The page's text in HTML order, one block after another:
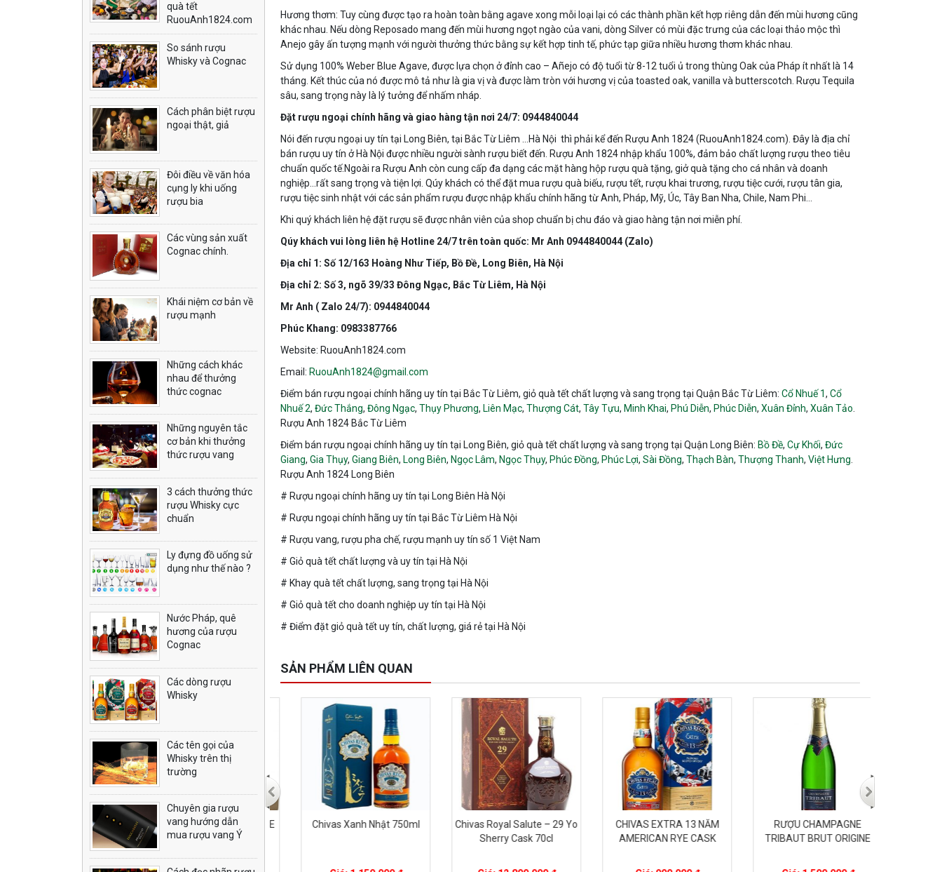
Hương thơm: Tuy cùng được tạo ra hoàn toàn bằng agave xong mỗi loại lại có các thành phần kết hợp riêng dẫn đến mùi hương cũng
khác nhau. Nếu dòng Reposado mang đến mùi hương ngọt ngào của vani, dòng Silver có mùi đặc trưng của các loại thảo mộc thì
Anejo gây ấn tượng mạnh với người thưởng thức bằng sự kết hợp tinh tế, phức tạp giữa nhiều hương thơm khác nhau.
Sử dụng 100% Weber Blue Agave, được lựa chọn ở đỉnh cao – Añejo có độ tuổi từ 8-12 tuổi ủ trong thùng Oak của Pháp ít nhất là 14
tháng. Kết thúc của nó được mô tả như là gia vị và được làm tròn với hương vị của toasted oak, vanilla và butterscotch. Rượu Tequila
sâu, sang trọng này là lý tưởng để nhấm nháp.
Đặt rượu ngoại chính hãng và giao hàng tận nơi 24/7: 0944840044
Nói đến rượu ngoại uy tín tại Long Biên, tại Bắc Từ Liêm …Hà Nội thì phải kể đến Rượu Anh 1824 (RuouAnh1824.com). Đây là địa chỉ
bán rượu uy tín ở Hà Nội được nhiều người sành rượu biết đến. Rượu Anh 1824 nhập khẩu 100%, đảm bảo chất lượng rượu theo tiêu
chuẩn quốc tế.Ngoài ra Rượu Anh còn cung cấp đa dạng các mặt hàng hộp rượu quà tặng, giở quà tặng cho cá nhân và doanh
nghiệp…rất sang trọng và tiện lợi. Qúy khách có thể đặt mua rượu quà biếu, rượu tết, rượu khai trương, rượu tiệc cưới, rượu tân gia,
rượu tiệc sinh nhật với các sản phẩm rượu được nhập khẩu chính hãng từ Anh, Pháp, Mỹ, Úc, Tây Ban Nha, Chile, Nam Phi…
Khi quý khách liên hệ đặt rượu sẽ được nhân viên của shop chuẩn bị chu đáo và giao hàng tận nơi miễn phí.
Qúy khách vui lòng liên hệ Hotline 24/7 trên toàn quốc: Mr Anh 0944840044 (Zalo)
Địa chỉ 1: Số 12/163 Hoàng Như Tiếp, Bồ Đề, Long Biên, Hà Nội
Địa chỉ 2: Số 3, ngõ 39/33 Đông Ngạc, Bắc Từ Liêm, Hà Nội
Mr Anh ( Zalo 24/7): 0944840044
Phúc Khang: 0983387766
Website: RuouAnh1824.com
Email: RuouAnh1824@gmail.com
Điểm bán rượu ngoại chính hãng uy tín tại Bắc Từ Liêm, giỏ quà tết chất lượng và sang trọng tại Quận Bắc Từ Liêm:Cổ Nhuế 1,Cổ
Nhuế 2,Đức Thắng,Đông Ngạc,Thụy Phương, Liên Mạc,Thượng Cát,Tây Tựu, Minh Khai, Phú Diễn, Phúc Diễn,Xuân Đỉnh,Xuân Tảo.
Rượu Anh 1824 Bắc Từ Liêm
Điểm bán rượu ngoại chính hãng uy tín tại Long Biên, giỏ quà tết chất lượng và sang trọng tại Quận Long Biên: Bồ Đề,Cự Khối,Đức
Giang,Gia Thụy,Giang Biên, Long Biên, Ngọc Lâm, Ngọc Thụy, Phúc Đồng, Phúc Lợi,Sài Đồng,Thạch Bàn,Thượng Thanh,Việt Hưng.
Rượu Anh 1824 Long Biên
# Rượu ngoại chính hãng uy tín tại Long Biên Hà Nội
# Rượu ngoại chính hãng uy tín tại Bắc Từ Liêm Hà Nội
# Rượu vang, rượu pha chế, rượu mạnh uy tín số 1 Việt Nam
# Giỏ quà tết chất lượng và uy tín tại Hà Nội
# Khay quà tết chất lượng, sang trọng tại Hà Nội
# Giỏ quà tết cho doanh nghiệp uy tín tại Hà Nội
# Điểm đặt giỏ quà tết uy tín, chất lượng, giá rẻ tại Hà Nội
SẢN PHẨM LIÊN QUAN
HENNESSY PARADIS RARE
COGNAC
Chivas Xanh Nhật 750ml
Chivas Royal Salute – 29 Yo
Sherry Cask 70cl
CHIVAS EXTRA 13 NĂM
AMERICAN RYE CASK
RƯỢU CHAMPAGNE
TRIBAUT BRUT ORIGINE
quà tết
RuouAnh1824.com
So sánh rượu
Whisky và Cognac
Cách phân biệt rượu
ngoại thật, giả
Đôi điều về văn hóa
cụng ly khi uống
rượu bia
Các vùng sản xuất
Cognac chính.
Khái niệm cơ bản về
rượu mạnh
Những cách khác
nhau để thưởng
thức cognac
Những nguyên tắc
cơ bản khi thưởng
thức rượu vang
3 cách thưởng thức
rượu Whisky cực
chuẩn
Ly đựng đồ uống sử
dụng như thế nào ?
Nước Pháp, quê
hương của rượu
Cognac
Các dòng rượu
Whisky
Các tên gọi của
Whisky trên thị
trường
Chuyên gia rượu
vang hướng dẫn
mua rượu vang Ý